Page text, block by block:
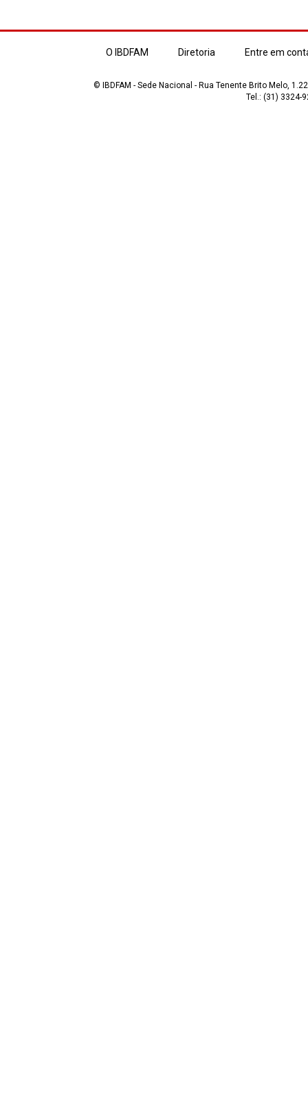
O IBDFAM Diretoria Entre em
© IBDFAM - Sede Nacional - Rua Tenente Brito Melo,
Tel.: (31) 3324-